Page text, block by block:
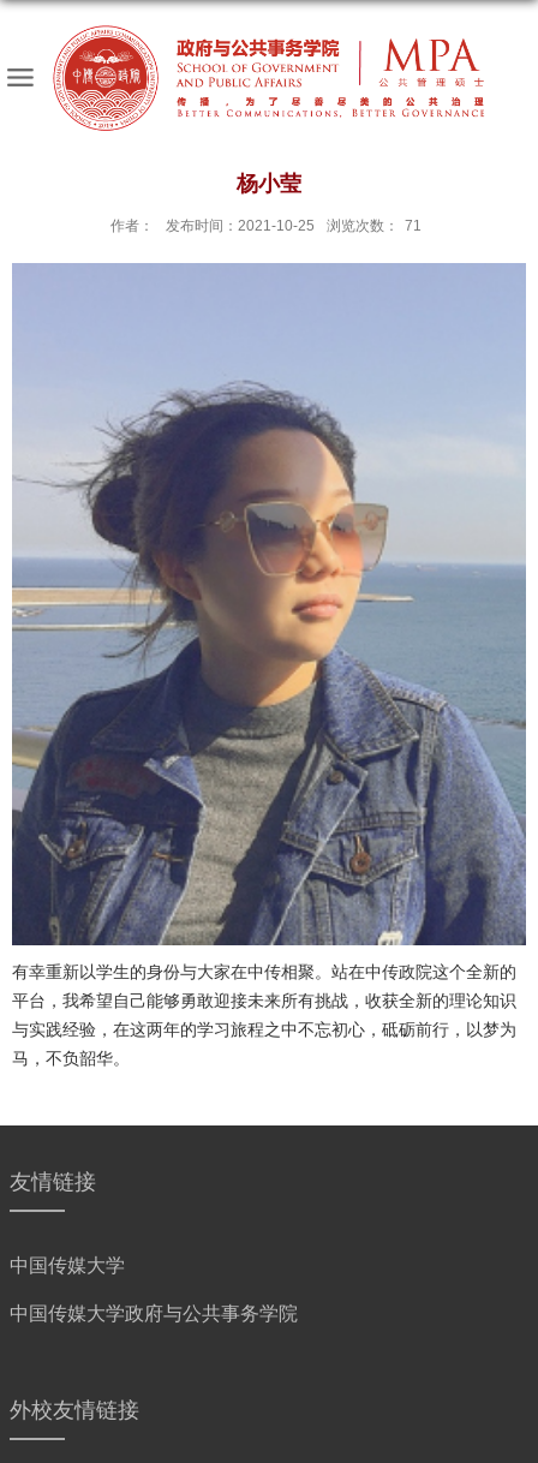
杨小莹
作者： 发布时间：2021-10-25 浏览次数： 71
有幸重新以学生的身份与大家在中传相聚。站在中传政院这个全新的
平台，我希望自己能够勇敢迎接未来所有挑战，收获全新的理论知识
与实践经验，在这两年的学习旅程之中不忘初心，砥砺前行，以梦为
马，不负韶华。
友情链接
中国传媒大学
中国传媒大学政府与公共事务学院
外校友情链接